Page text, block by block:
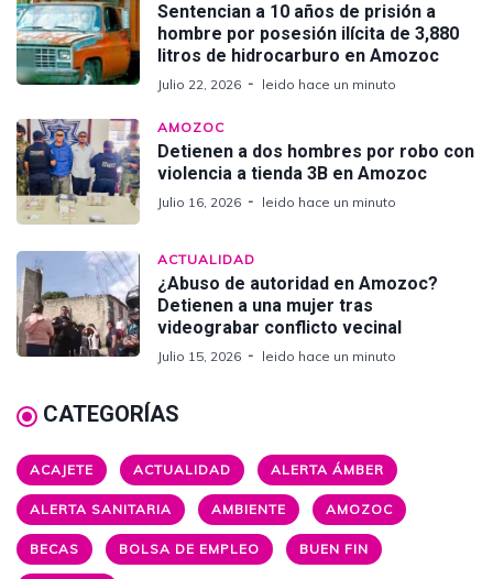
Sentencian a 10 años de prisión a
hombre por posesión ilícita de 3,880
litros de hidrocarburo en Amozoc
Julio 22, 2026 leido hace un minuto
AMOZOC
Detienen a dos hombres por robo con
violencia a tienda 3B en Amozoc
Julio 16, 2026 leido hace un minuto
ACTUALIDAD
¿Abuso de autoridad en Amozoc?
Detienen a una mujer tras
videograbar conflicto vecinal
Julio 15, 2026 leido hace un minuto
CATEGORÍAS
ACAJETE ACTUALIDAD ALERTA ÁMBER
ALERTA SANITARIA AMBIENTE AMOZOC
BECAS BOLSA DE EMPLEO BUEN FIN